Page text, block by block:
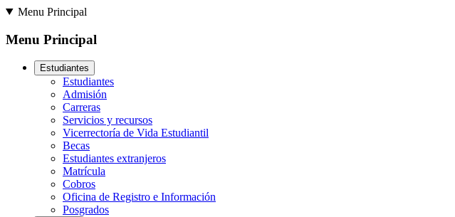
Menu Principal
Menu Principal
Estudiantes
Estudiantes
Admisión
Carreras
Servicios y recursos
Vicerrectoría de Vida Estudiantil
Becas
Estudiantes extranjeros
Matrícula
Cobros
Oficina de Registro e Información
Posgrados